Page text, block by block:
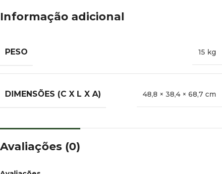
Informação adicional
PESO 15 kg
DIMENSÕES (C X L X A) 48,8 × 38,4 × 68,7 cm
Avaliações (0)